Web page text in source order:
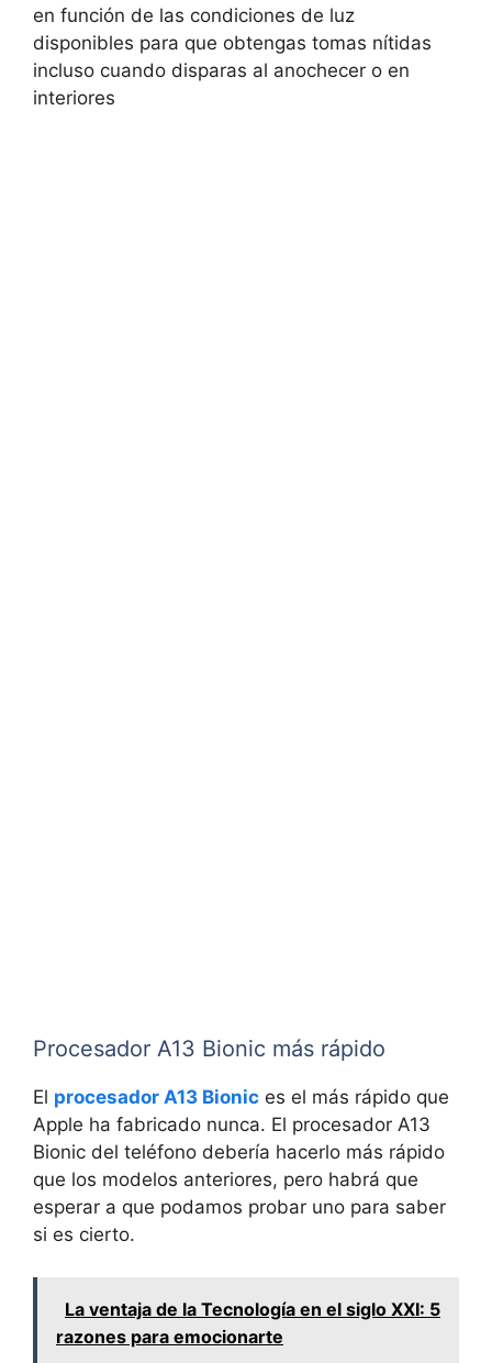
en función de las condiciones de luz
disponibles para que obtengas tomas nítidas
incluso cuando disparas al anochecer o en
interiores
Procesador A13 Bionic más rápido
El procesador A13 Bionic es el más rápido que
Apple ha fabricado nunca. El procesador A13
Bionic del teléfono debería hacerlo más rápido
que los modelos anteriores, pero habrá que
esperar a que podamos probar uno para saber
si es cierto.
La ventaja de la Tecnología en el siglo XXI: 5
razones para emocionarte